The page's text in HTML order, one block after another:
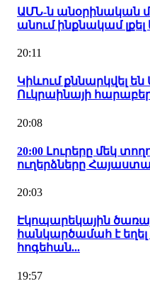
ԱՄՆ-ն անօրինական
անում ինքնակամ
20:11
Կիևում քննարկվել
Ուկրաինայի
20:08
20:00 Լուրերը մեկ
ուղերձները
20:03
Էկոպարեկային
հանկարծամահ է
հոգեհան...
19:57